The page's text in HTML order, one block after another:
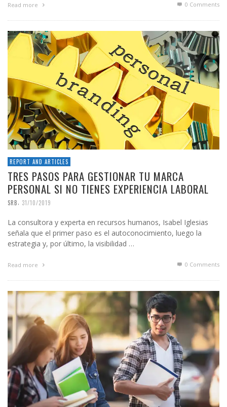
Read more 0 Comments
REPORT AND ARTICLES
TRES PASOS PARA GESTIONAR TU MARCA
PERSONAL SI NO TIENES EXPERIENCIA LABORAL
SRB, 31/10/2019
La consultora y experta en recursos humanos, Isabel Iglesias
señala que el primer paso es el autoconocimiento, luego la
estrategia y, por último, la visibilidad …
Read more 0 Comments